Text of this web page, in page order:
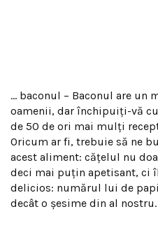
… baconul – Baconul are un
oamenii, dar închipuiţi-vă
de 50 de ori mai mulţi
Oricum ar fi, trebuie să ne
acest aliment: căţelul nu
deci mai puţin apetisant, ci
delicios: numărul lui de
decât o şesime din al nostru.